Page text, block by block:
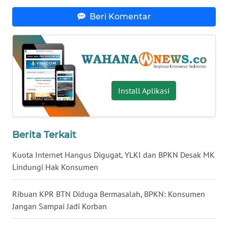
Beri Komentar
Install Aplikasi
Berita Terkait
Kuota Internet Hangus Digugat, YLKI dan BPKN Desak MK
Lindungi Hak Konsumen
Ribuan KPR BTN Diduga Bermasalah, BPKN: Konsumen
Jangan Sampai Jadi Korban
BABEL
WN
SUMBAR
WN
SUMSEL
BENGKULU
WN
WN
JATENG